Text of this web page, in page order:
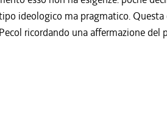
ideologico ma pragmatico. Questa
ricordando una affermazione del